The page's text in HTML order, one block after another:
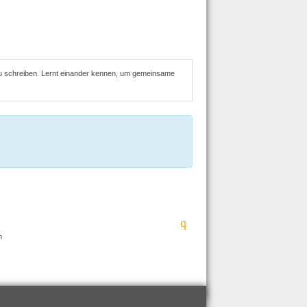
Lernt einander kennen, um gemeinsame